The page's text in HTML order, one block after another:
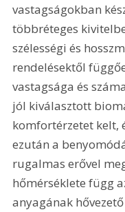
vastagságokban
többréteges
szélességi és
rendelésektől
vastagsága és
jól kiválasztott
komfortérzetet kelt,
ezután a
rugalmas erővel
hőmérséklete függ
anyagának